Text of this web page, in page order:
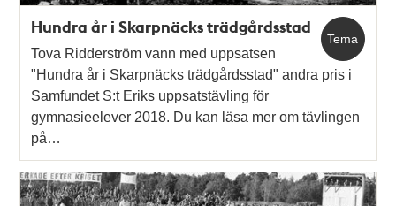
Tema
Hundra år i Skarpnäcks trädgårdsstad
Tova Ridderström vann med uppsatsen
"Hundra år i Skarpnäcks trädgårdsstad" andra pris i
Samfundet S:t Eriks uppsatstävling för
gymnasieelever 2018. Du kan läsa mer om tävlingen
på…